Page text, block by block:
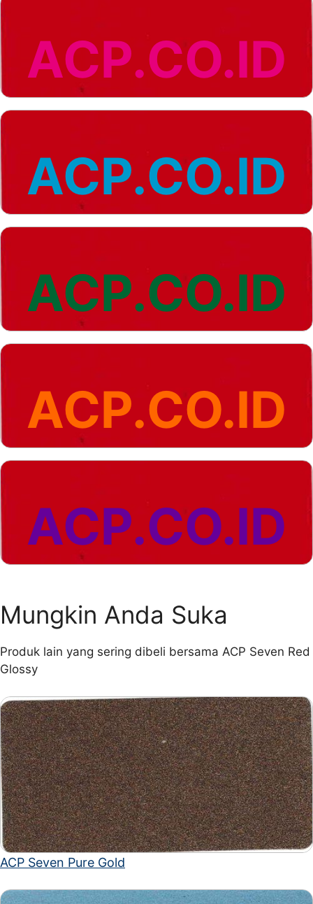
ACP.CO.ID
ACP.CO.ID
ACP.CO.ID
ACP.CO.ID
ACP.CO.ID
Mungkin Anda Suka
Produk lain yang sering dibeli bersama ACP Seven Red
Glossy
ACP Seven Pure Gold